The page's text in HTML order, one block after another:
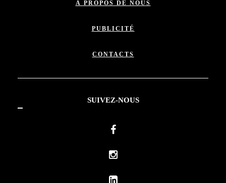
À PROPOS DE NOUS
PUBLICITÉ
CONTACTS
SUIVEZ-NOUS